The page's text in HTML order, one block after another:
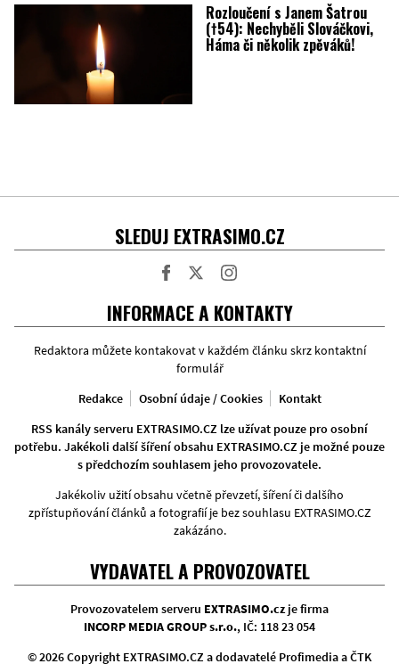
Rozloučení s Janem Šatrou
(†54): Nechyběli Slováčkovi,
Háma či několik zpěváků!
SLEDUJ EXTRASIMO.CZ
INFORMACE A KONTAKTY
Redaktora můžete kontakovat v každém článku skrz kontaktní
formulář
Redakce
Osobní údaje / Cookies
Kontakt
RSS kanály serveru EXTRASIMO.CZ lze užívat pouze pro osobní
potřebu. Jakékoli další šíření obsahu EXTRASIMO.CZ je možné pouze
s předchozím souhlasem jeho provozovatele.
Jakékoliv užití obsahu včetně převzetí, šíření či dalšího
zpřístupňování článků a fotografií je bez souhlasu EXTRASIMO.CZ
zakázáno.
VYDAVATEL A PROVOZOVATEL
Provozovatelem serveru EXTRASIMO.czje firma
INCORP MEDIA GROUP s.r.o., IČ: 118 23 054
© 2026 Copyright EXTRASIMO.CZ a dodavatelé Profimedia a ČTK